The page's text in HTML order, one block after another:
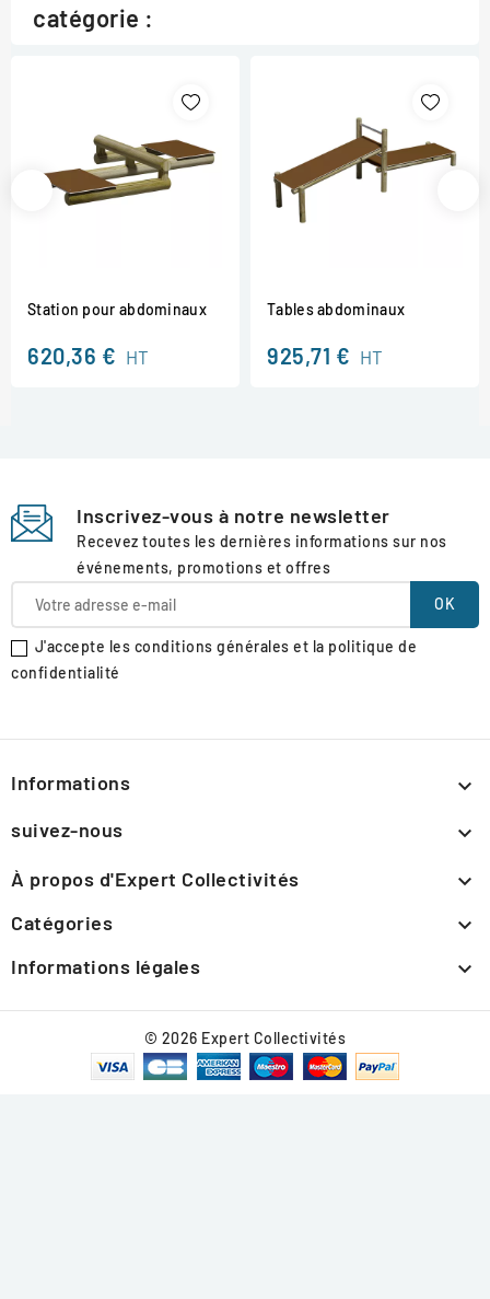
catégorie :
Station pour abdominaux
620,36 € HT
Tables abdominaux
925,71 € HT
Inscrivez-vous à notre newsletter
Recevez toutes les dernières informations sur nos
événements, promotions et offres
J'accepte les conditions générales et la politique de
confidentialité
Informations 
suivez-nous 
À propos d'Expert Collectivités 
Catégories 
Informations légales 
© 2026 Expert Collectivités